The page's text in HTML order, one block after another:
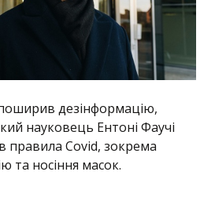
дезінформацію,
науковець Ентоні Фаучі
правила Covid, зокрема
та носіння масок.